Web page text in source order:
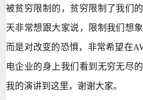
被贫穷限制的，贫穷限制了我们
天非常想跟大家说，限制我们想
而是对改变的恐惧，非常希望在
电企业的身上我们看到无穷无尽
我的演讲到这里，谢谢大家。